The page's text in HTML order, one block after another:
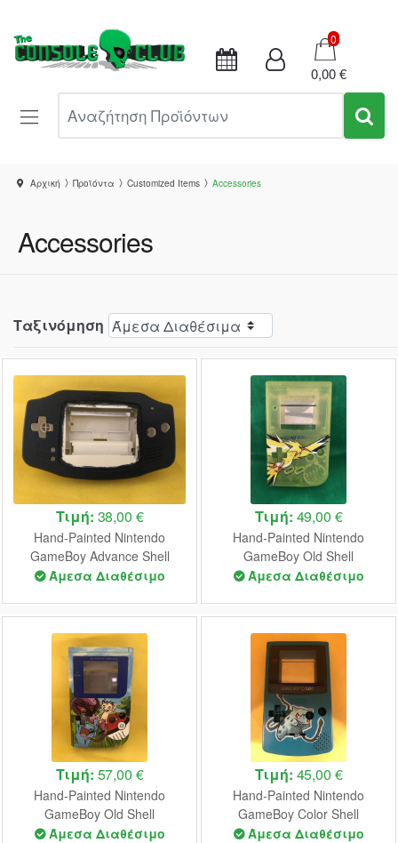
Καλάθι
0
0,00 €
Αρχική Προϊόντα Customized Items Accessories
Accessories
Ταξινόμηση
Τιμή: 38,00 €
Hand-Painted Nintendo
GameBoy Advance Shell
(Neon Genesis Evangelion)
Άμεσα Διαθέσιμο
Τιμή: 49,00 €
Hand-Painted Nintendo
GameBoy Old Shell
(Pokemon)
Άμεσα Διαθέσιμο
Τιμή: 57,00 €
Hand-Painted Nintendo
GameBoy Old Shell
(Pokemon)
Άμεσα Διαθέσιμο
Τιμή: 45,00 €
Hand-Painted Nintendo
GameBoy Color Shell
(Pokemon)
Άμεσα Διαθέσιμο